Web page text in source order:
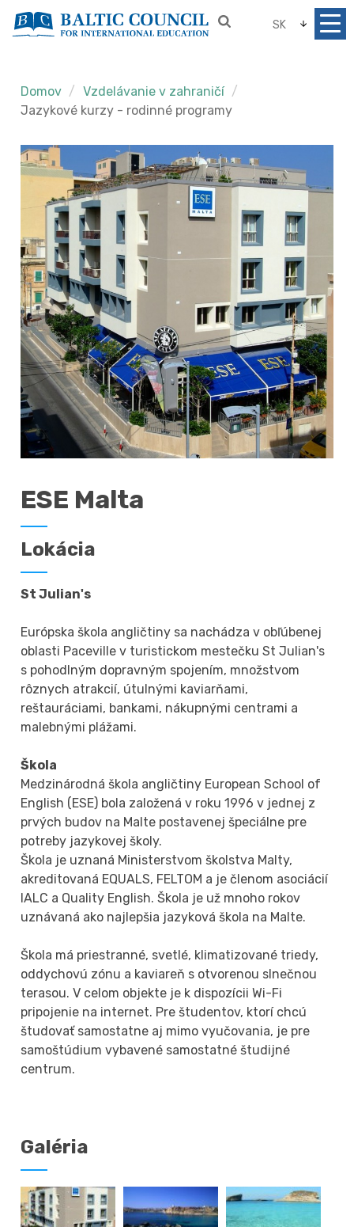
SK
Domov
Vzdelávanie v zahraničí
Jazykové kurzy - rodinné programy
ESE Malta
Lokácia
St Julian's
Európska škola angličtiny sa nachádza v obľúbenej
oblasti Paceville v turistickom mestečku St Julian's
s pohodlným dopravným spojením, množstvom
rôznych atrakcií, útulnými kaviarňami,
reštauráciami, bankami, nákupnými centrami a
malebnými plážami.
Škola
Medzinárodná škola angličtiny European School of
English (ESE) bola založená v roku 1996 v jednej z
prvých budov na Malte postavenej špeciálne pre
potreby jazykovej školy.
Škola je uznaná Ministerstvom školstva Malty,
akreditovaná EQUALS, FELTOM a je členom asociácií
IALC a Quality English. Škola je už mnoho rokov
uznávaná ako najlepšia jazyková škola na Malte.
Škola má priestranné, svetlé, klimatizované triedy,
oddychovú zónu a kaviareň s otvorenou slnečnou
terasou. V celom objekte je k dispozícii Wi-Fi
pripojenie na internet. Pre študentov, ktorí chcú
študovať samostatne aj mimo vyučovania, je pre
samoštúdium vybavené samostatné študijné
centrum.
Galéria